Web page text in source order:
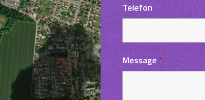
Telefon
Message*